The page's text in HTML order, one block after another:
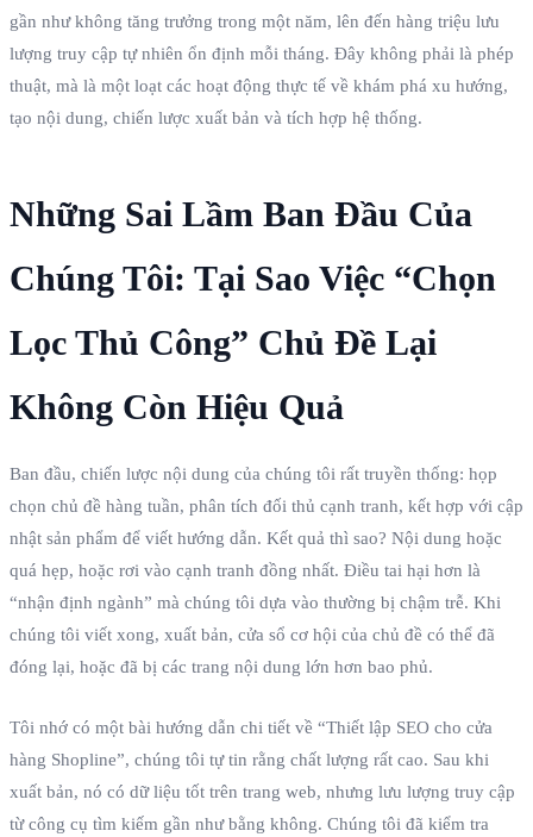
gần như không tăng trưởng trong một năm, lên đến hàng triệu lưu
lượng truy cập tự nhiên ổn định mỗi tháng. Đây không phải là phép
thuật, mà là một loạt các hoạt động thực tế về khám phá xu hướng,
tạo nội dung, chiến lược xuất bản và tích hợp hệ thống.
Những Sai Lầm Ban Đầu Của
Chúng Tôi: Tại Sao Việc “Chọn
Lọc Thủ Công” Chủ Đề Lại
Không Còn Hiệu Quả
Ban đầu, chiến lược nội dung của chúng tôi rất truyền thống: họp
chọn chủ đề hàng tuần, phân tích đối thủ cạnh tranh, kết hợp với cập
nhật sản phẩm để viết hướng dẫn. Kết quả thì sao? Nội dung hoặc
quá hẹp, hoặc rơi vào cạnh tranh đồng nhất. Điều tai hại hơn là
“nhận định ngành” mà chúng tôi dựa vào thường bị chậm trễ. Khi
chúng tôi viết xong, xuất bản, cửa sổ cơ hội của chủ đề có thể đã
đóng lại, hoặc đã bị các trang nội dung lớn hơn bao phủ.
Tôi nhớ có một bài hướng dẫn chi tiết về “Thiết lập SEO cho cửa
hàng Shopline”, chúng tôi tự tin rằng chất lượng rất cao. Sau khi
xuất bản, nó có dữ liệu tốt trên trang web, nhưng lưu lượng truy cập
từ công cụ tìm kiếm gần như bằng không. Chúng tôi đã kiểm tra